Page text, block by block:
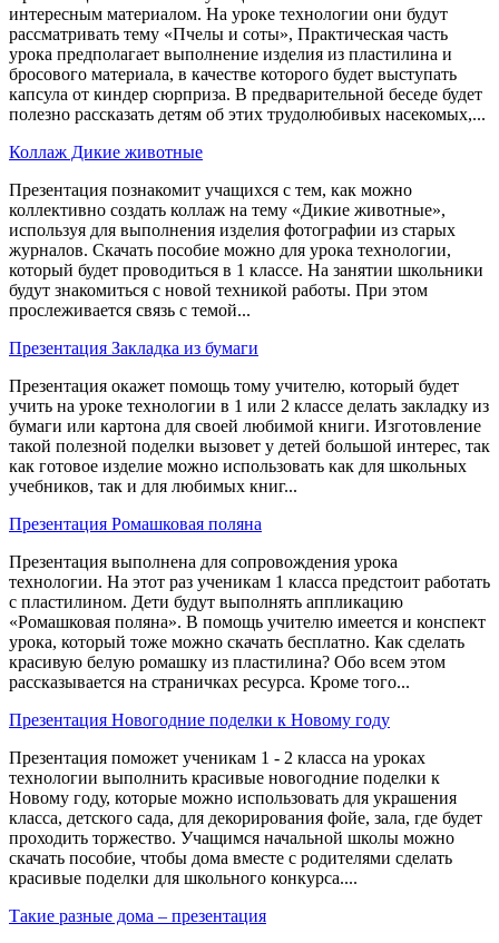
интересным материалом. На уроке технологии они будут
рассматривать тему «Пчелы и соты», Практическая часть
урока предполагает выполнение изделия из пластилина и
бросового материала, в качестве которого будет выступать
капсула от киндер сюрприза. В предварительной беседе будет
полезно рассказать детям об этих трудолюбивых насекомых,...
Коллаж Дикие животные
Презентация познакомит учащихся с тем, как можно
коллективно создать коллаж на тему «Дикие животные»,
используя для выполнения изделия фотографии из старых
журналов. Скачать пособие можно для урока технологии,
который будет проводиться в 1 классе. На занятии школьники
будут знакомиться с новой техникой работы. При этом
прослеживается связь с темой...
Презентация Закладка из бумаги
Презентация окажет помощь тому учителю, который будет
учить на уроке технологии в 1 или 2 классе делать закладку из
бумаги или картона для своей любимой книги. Изготовление
такой полезной поделки вызовет у детей большой интерес, так
как готовое изделие можно использовать как для школьных
учебников, так и для любимых книг...
Презентация Ромашковая поляна
Презентация выполнена для сопровождения урока
технологии. На этот раз ученикам 1 класса предстоит работать
с пластилином. Дети будут выполнять аппликацию
«Ромашковая поляна». В помощь учителю имеется и конспект
урока, который тоже можно скачать бесплатно. Как сделать
красивую белую ромашку из пластилина? Обо всем этом
рассказывается на страничках ресурса. Кроме того...
Презентация Новогодние поделки к Новому году
Презентация поможет ученикам 1 - 2 класса на уроках
технологии выполнить красивые новогодние поделки к
Новому году, которые можно использовать для украшения
класса, детского сада, для декорирования фойе, зала, где будет
проходить торжество. Учащимся начальной школы можно
скачать пособие, чтобы дома вместе с родителями сделать
красивые поделки для школьного конкурса....
Такие разные дома – презентация